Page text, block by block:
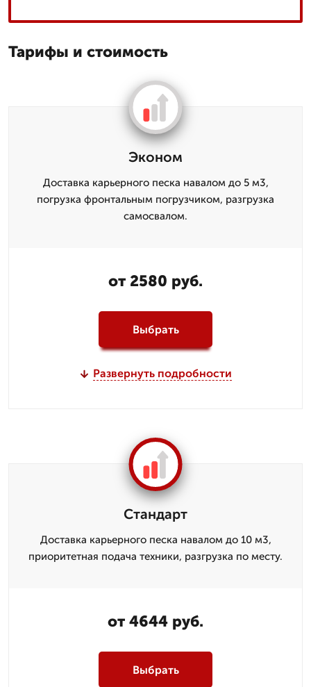
Тарифы и стоимость
Эконом
Доставка карьерного песка навалом до 5 м3,
погрузка фронтальным погрузчиком, разгрузка
самосвалом.
от 2580 руб.
Выбрать
Развернуть подробности
Стандарт
Доставка карьерного песка навалом до 10 м3,
приоритетная подача техники, разгрузка по месту.
от 4644 руб.
Выбрать